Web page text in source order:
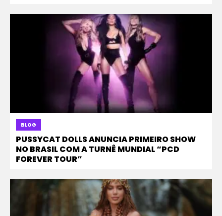
BLOG
PUSSYCAT DOLLS ANUNCIA PRIMEIRO SHOW
NO BRASIL COM A TURNÊ MUNDIAL “PCD
FOREVER TOUR”